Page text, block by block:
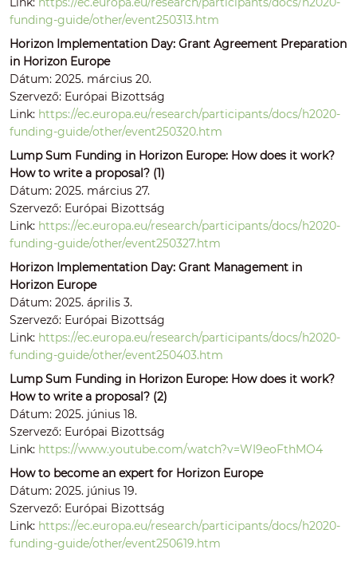
funding-guide/other/event250313.htm
Horizon Implementation Day: Grant Agreement Preparation
in Horizon Europe
Dátum: 2025. március 20.
Szervező: Európai Bizottság
Link: https://ec.europa.eu/research/participants/docs/h2020-
funding-guide/other/event250320.htm
Lump Sum Funding in Horizon Europe: How does it work?
How to write a proposal? (1)
Dátum: 2025. március 27.
Szervező: Európai Bizottság
Link: https://ec.europa.eu/research/participants/docs/h2020-
funding-guide/other/event250327.htm
Horizon Implementation Day: Grant Management in
Horizon Europe
Dátum: 2025. április 3.
Szervező: Európai Bizottság
Link: https://ec.europa.eu/research/participants/docs/h2020-
funding-guide/other/event250403.htm
Lump Sum Funding in Horizon Europe: How does it work?
How to write a proposal? (2)
Dátum: 2025. június 18.
Szervező: Európai Bizottság
Link: https://www.youtube.com/watch?v=WI9eoFthMO4
How to become an expert for Horizon Europe
Dátum: 2025. június 19.
Szervező: Európai Bizottság
Link: https://ec.europa.eu/research/participants/docs/h2020-
funding-guide/other/event250619.htm